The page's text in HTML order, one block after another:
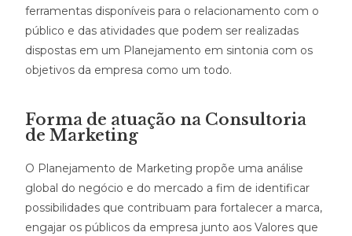
ferramentas disponíveis para o relacionamento com o
público e das atividades que podem ser realizadas
dispostas em um Planejamento em sintonia com os
objetivos da empresa como um todo.
Forma de atuação na Consultoria
de Marketing
O Planejamento de Marketing propõe uma análise
global do negócio e do mercado a fim de identificar
possibilidades que contribuam para fortalecer a marca,
engajar os públicos da empresa junto aos Valores que